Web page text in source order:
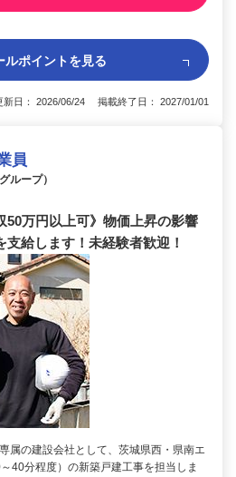
ルポイントを見る
新日： 2026/06/24 掲載終了日： 2027/01/01
員
ループ）
50万円以上可》物価上昇の影響
給します！未経験者歓迎！
属の建設会社として、茨城県西・県南エ
40分程度）の新築戸建工事を担当しま